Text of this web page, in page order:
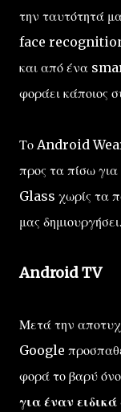
την ταυτότητά
face
και από ένα
φοράει κάποιος
Το Android Wear
προς τα πίσω
Glass χωρίς τα
μας δημιουργήσει.
Android TV
Μετά την
Google
φορά το βαρύ
για έναν